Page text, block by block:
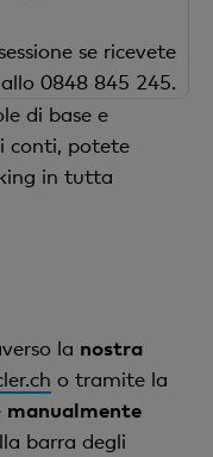
se ricevete
0848 845 245.
di base e
conti, potete
in tutta
la nostra
o tramite la
manualmente
barra degli